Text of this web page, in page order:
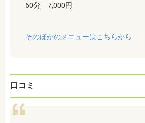
60分 7,000円
そのほかのメニューはこちらから
口コミ